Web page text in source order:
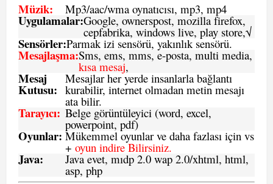
Müzik: Mp3/aac/wma oynatıcısı, mp3, mp4
Uygulamalar:Google, ownerspost, mozilla firefox,
cepfabrika, windows live, play store,√
Sensörler:Parmak izi sensörü, yakınlık sensörü.
Mesajlaşma:Sms, ems, mms, e-posta, multi media,
kısa mesaj,
Mesaj
Kutusu:
Mesajlar her yerde insanlarla bağlantı
kurabilir, internet olmadan metin mesajı
ata bilir.
Tarayıcı: Belge görüntüleyici (word, excel,
powerpoint, pdf)
Oyunlar: Mükemmel oyunlar ve daha fazlası için vs
+ oyun indire Bilirsiniz.
Java: Java evet, mıdp 2.0 wap 2.0/xhtml, html,
asp, php